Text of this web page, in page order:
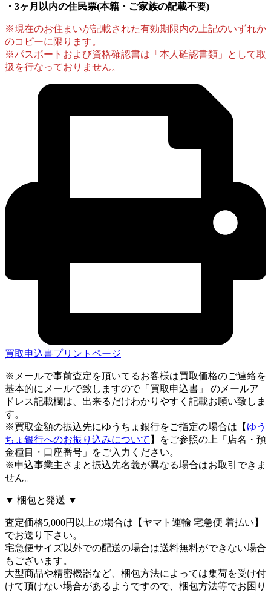
・3ヶ月以内の住民票(本籍・ご家族の記載不要)
※現在のお住まいが記載された有効期限内の上記のいずれか
のコピーに限ります。
※パスポートおよび資格確認書は「本人確認書類」として取
扱を行なっておりません。
買取申込書プリントページ
※メールで事前査定を頂いてるお客様は買取価格のご連絡を
基本的にメールで致しますので「買取申込書」 のメールア
ドレス記載欄は、出来るだけわかりやすく記載お願い致しま
す。
※買取金額の振込先にゆうちょ銀行をご指定の場合は【 ゆう
ちょ銀行へのお振り込みについて 】をご参照の上「店名・預
金種目・口座番号」をご入力ください。
※申込事業主さまと振込先名義が異なる場合はお取引できま
せん。
▼ 梱包と発送 ▼
査定価格5,000円以上の場合は【ヤマト運輸 宅急便 着払い】
でお送り下さい。
宅急便サイズ以外での配送の場合は送料無料ができない場合
もございます。
大型商品や精密機器など、梱包方法によっては集荷を受け付
けて頂けない場合があるようですので、梱包方法等でお困り